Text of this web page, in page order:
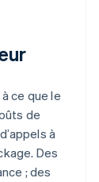
ce que le
de
à
Des
; des